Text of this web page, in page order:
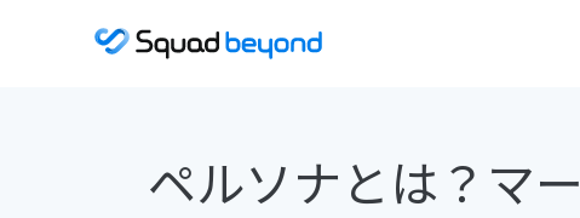
ペルソナとは？マ